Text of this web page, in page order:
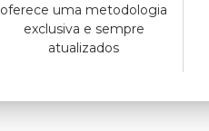
oferece uma metodologia
exclusiva e sempre
atualizados